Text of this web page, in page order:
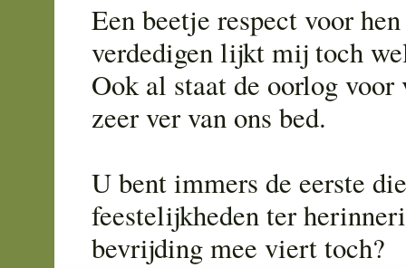
Een beetje respect voor
verdedigen lijkt mij toch
Ook al staat de oorlog voor
zeer ver van ons bed.
U bent immers de eerste
feestelijkheden ter
bevrijding mee viert toch?